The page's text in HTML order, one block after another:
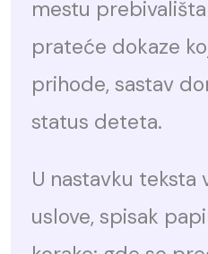
mestu
prateće dokaze
prihode, sastav
status deteta.
U nastavku teksta
uslove, spisak